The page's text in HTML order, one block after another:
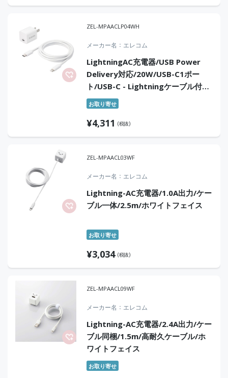
ZEL-MPAACLP04WH
メーカー名 エレコム
LightningAC充電器/USB Power
Delivery対応/20W/USB-C1ポー
ト/USB-C - Lightningケーブル付属/
スイングプラグ/1.5m/ホワイト
お取り寄せ
¥4,311 (税抜)
ZEL-MPAACL03WF
メーカー名 エレコム
Lightning-AC充電器/1.0A出力/ケー
ブル一体/2.5m/ホワイトフェイス
お取り寄せ
¥3,034 (税抜)
ZEL-MPAACL09WF
メーカー名 エレコム
Lightning-AC充電器/2.4A出力/ケー
ブル同梱/1.5m/高耐久ケーブル/ホ
ワイトフェイス
お取り寄せ